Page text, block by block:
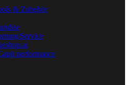
& Zubehör
Service
performance